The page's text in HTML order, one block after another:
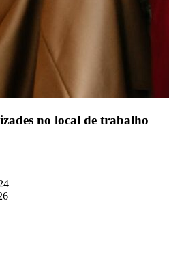
no local de trabalho